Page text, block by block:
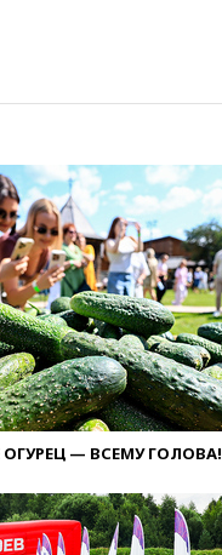
ОГУРЕЦ — ВСЕМУ ГОЛОВА!